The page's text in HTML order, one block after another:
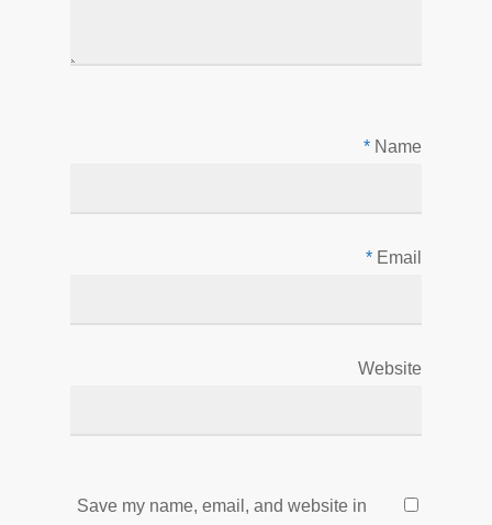
Name
*
Email
*
Website
Save my name, email, and website in